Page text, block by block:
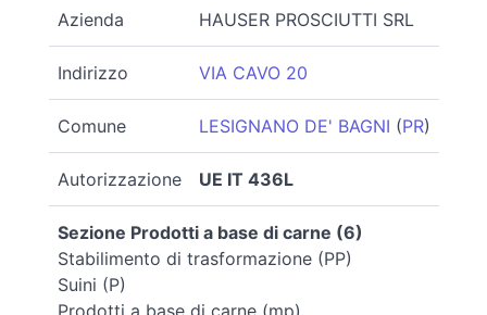
Azienda HAUSER PROSCIUTTI SRL
Indirizzo VIA CAVO 20
Comune LESIGNANO DE' BAGNI (PR)
Autorizzazione UE IT 436L
Sezione Prodotti a base di carne (6)
Stabilimento di trasformazione (PP)
Suini (P)
Prodotti a base di carne (mp)